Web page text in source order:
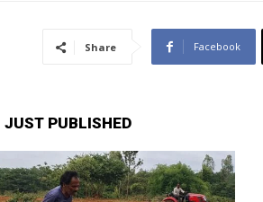
Share Facebook
JUST PUBLISHED